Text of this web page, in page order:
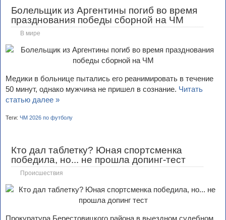
Болельщик из Аргентины погиб во время
празднования победы сборной на ЧМ
В мире
Медики в больнице пытались его реанимировать в течение
50 минут, однако мужчина не пришел в сознание. Читать
статью далее »
Теги: ЧМ 2026 по футболу
Кто дал таблетку? Юная спортсменка
победила, но... не прошла допинг-тест
Происшествия
Прокуратура Берестовицкого района в выездном судебном